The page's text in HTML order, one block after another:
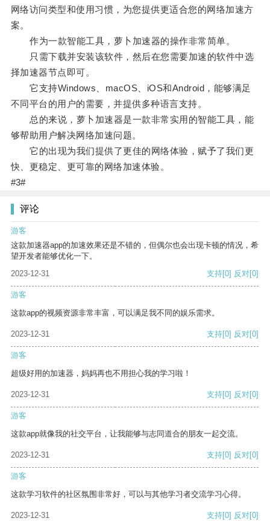
网络访问类型和使用习惯，为您提供更适合您的网络加速方
案。
作为一款智能工具，萝卜加速器的操作非常简单。
只需下载并安装该软件，然后在您需要加速的软件中选
择加速器节点即可。
它支持Windows、macOS、iOS和Android，能够满足
不同平台的用户的需要，并提供多种语言支持。
总的来说，萝卜加速器是一款非常实用的智能工具，能
够帮助用户解决网络加速问题。
它的出现为我们提供了更佳的网络体验，赋予了我们更
快、更稳定、更可靠的网络加速体验。
#3#
评论
游客
这款加速器app的加速效果还是不错的，但偶尔也会出现卡顿的情况，希
望开发者能够优化一下。
2023-12-31
支持[0] 反对[0]
游客
这款app的视频资源非常丰富，可以满足我不同的娱乐需求。
2023-12-31 支持[0] 反对[0]
游客
超级好用的加速器，妈妈再也不用担心我的学习啦！
2023-12-31 支持[0] 反对[0]
游客
这款app就像我的社交平台，让我能够与志同道合的朋友一起交流。
2023-12-31 支持[0] 反对[0]
游客
这款学习软件的社区氛围非常好，可以与其他学习者交流学习心得。
2023-12-31 支持[0] 反对[0]